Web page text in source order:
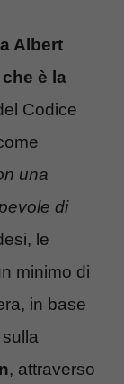
Albert
è la
Codice
una
di
le
minimo di
in base
, attraverso